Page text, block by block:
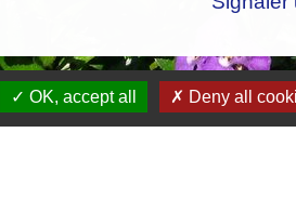
OK, accept all Deny all